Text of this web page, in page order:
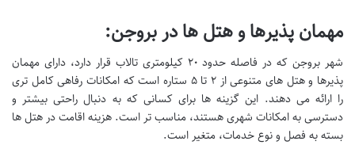
مهمان پذیرها و هتل ها در بروجن:
شهر بروجن که در فاصله حدود ۲۰ کیلومتری تالاب قرار دارد، دارای مهمان
پذیرها و هتل های متنوعی از ۲ تا ۵ ستاره است که امکانات رفاهی کامل تری
را ارائه می دهند. این گزینه ها برای کسانی که به دنبال راحتی بیشتر و
دسترسی به امکانات شهری هستند، مناسب تر است. هزینه اقامت در هتل ها
بسته به فصل و نوع خدمات، متغیر است.